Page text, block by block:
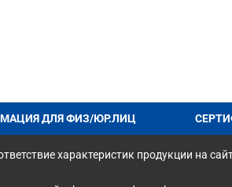
ДЛЯ ФИЗ/ЮР.ЛИЦ
характеристик продукции на